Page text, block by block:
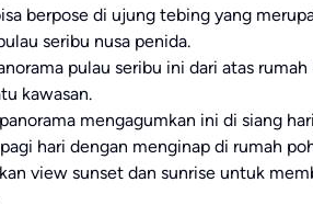
berpose di ujung tebing yang
seribu nusa penida.
pulau seribu ini dari atas
kawasan.
mengagumkan ini di siang
hari dengan menginap di rumah
view sunset dan sunrise untuk